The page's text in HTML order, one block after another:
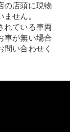
の店頭に現物
せん。
れている車両
車が無い場合
い合わせく